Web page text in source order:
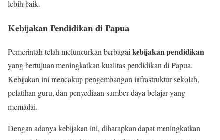
lebih baik.
Kebijakan Pendidikan di Papua
Pemerintah telah meluncurkan berbagaikebijakan pendidikan
yang bertujuan meningkatkan kualitas pendidikan di Papua.
Kebijakan ini mencakup pengembangan infrastruktur sekolah,
pelatihan guru, dan penyediaan sumber daya belajar yang
memadai.
Dengan adanya kebijakan ini, diharapkan dapat meningkatkan